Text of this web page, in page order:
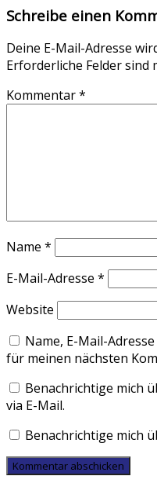
Schreibe einen
Deine E-Mail-Adresse
Erforderliche Felder sind
Kommentar*
Name *
E-Mail-Adresse *
Website
Name, E-Mail-
für meinen nächsten
Benachrichtige mich
via E-Mail.
Benachrichtige mich